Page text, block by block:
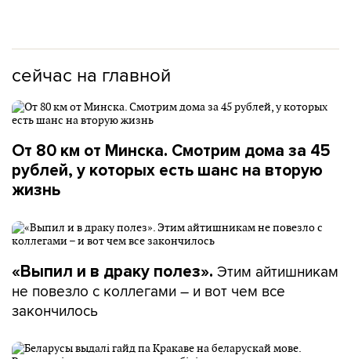
сейчас на главной
От 80 км от Минска. Смотрим дома за 45
рублей, у которых есть шанс на вторую
жизнь
«Выпил и в драку полез». Этим айтишникам
не повезло с коллегами – и вот чем все
закончилось